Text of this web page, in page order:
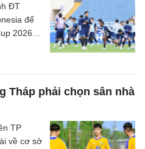
ĐT
để
2026,
Tháp phải chọn sân nhà
TP
về cơ sở